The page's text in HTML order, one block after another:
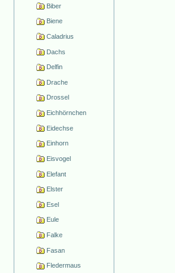
Biber
Biene
Caladrius
Dachs
Delfin
Drache
Drossel
Eichhörnchen
Eidechse
Einhorn
Eisvogel
Elefant
Elster
Esel
Eule
Falke
Fasan
Fledermaus